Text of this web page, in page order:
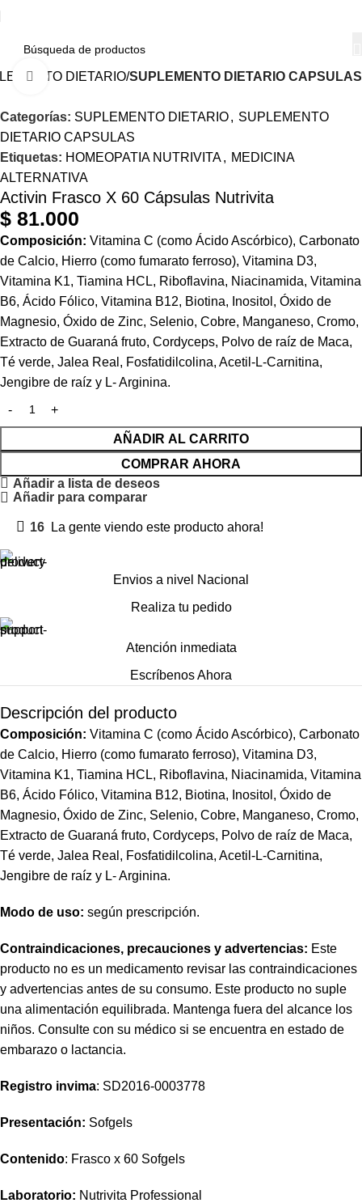
DIETARIO SUPLEMENTO DIETARIO CAPSULAS
Haga Click para agrandar
Categorías: SUPLEMENTO DIETARIO, SUPLEMENTO
DIETARIO CAPSULAS
Etiquetas: HOMEOPATIA NUTRIVITA, MEDICINA
ALTERNATIVA
Activin Frasco X 60 Cápsulas Nutrivita
$ 81.000
Composición: Vitamina C (como Ácido Ascórbico), Carbonato
de Calcio, Hierro (como fumarato ferroso), Vitamina D3,
Vitamina K1, Tiamina HCL, Riboflavina, Niacinamida, Vitamina
B6, Ácido Fólico, Vitamina B12, Biotina, Inositol, Óxido de
Magnesio, Óxido de Zinc, Selenio, Cobre, Manganeso, Cromo,
Extracto de Guaraná fruto, Cordyceps, Polvo de raíz de Maca,
Té verde, Jalea Real, Fosfatidilcolina, Acetil -L-Carnitina,
Jengibre de raíz y L- Arginina.
AÑADIR AL CARRITO
COMPRAR AHORA
Añadir a lista de deseos
Añadir para comparar
16 La gente viendo este producto ahora!
Envios a nivel Nacional
Realiza tu pedido
Atención inmediata
Escríbenos Ahora
Descripción del producto
Composición: Vitamina C (como Ácido Ascórbico), Carbonato
de Calcio, Hierro (como fumarato ferroso), Vitamina D3,
Vitamina K1, Tiamina HCL, Riboflavina, Niacinamida, Vitamina
B6, Ácido Fólico, Vitamina B12, Biotina, Inositol, Óxido de
Magnesio, Óxido de Zinc, Selenio, Cobre, Manganeso, Cromo,
Extracto de Guaraná fruto, Cordyceps, Polvo de raíz de Maca,
Té verde, Jalea Real, Fosfatidilcolina, Acetil -L-Carnitina,
Jengibre de raíz y L- Arginina.
Modo de uso: según prescripción.
Contraindicaciones, precauciones y advertencias: Este
producto no es un medicamento revisar las contraindicaciones
y advertencias antes de su consumo. Este producto no suple
una alimentación equilibrada. Mantenga fuera del alcance los
niños. Consulte con su médico si se encuentra en estado de
embarazo o lactancia.
Registro invima: SD2016-0003778
Presentación: Sofgels
Contenido: Frasco x 60 Sofgels
Laboratorio: Nutrivita Professional